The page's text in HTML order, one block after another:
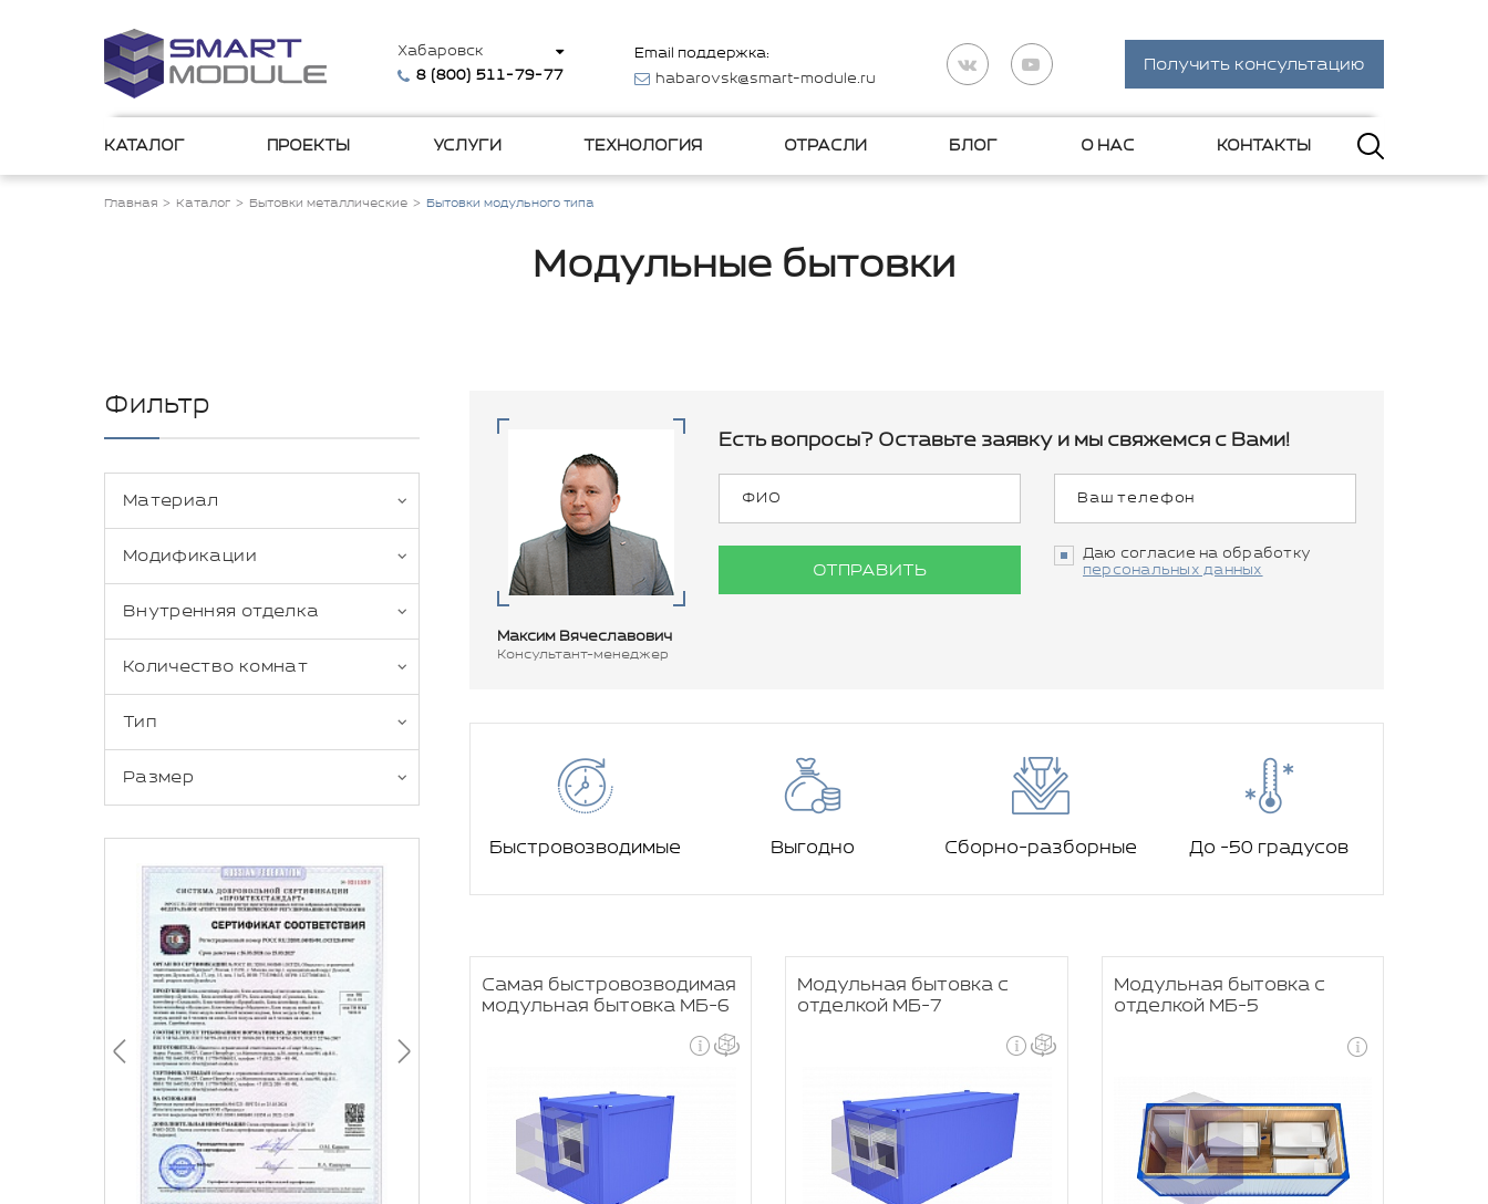
Хабаровск
8 (800) 511-79-77
Email поддержка:
habarovsk@smart-module.ru
Получить консультацию
КАТАЛОГ ПРОЕКТЫ УСЛУГИ ТЕХНОЛОГИЯ ОТРАСЛИ БЛОГ О НАС КОНТАКТЫ
Главная Каталог Бытовки металлические Бытовки модульного типа
Модульные бытовки
Фильтр
Материал
Модификации
Внутренняя отделка
Количество комнат
Тип
Размер
Максим Вячеславович
Консультант-менеджер
Есть вопросы? Оставьте заявку и мы свяжемся с Вами!
ОТПРАВИТЬ
Даю согласие на обработку
персональных данных
Быстровозводимые Выгодно Сборно-разборные До -50 градусов
Самая быстровозводимая
модульная бытовка МБ-6
Модульная бытовка с
отделкой МБ-7
Модульная бытовка с
отделкой МБ-5